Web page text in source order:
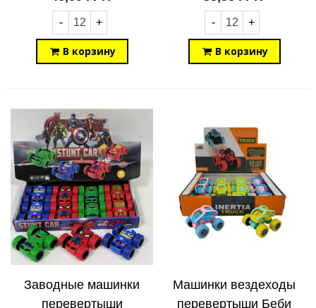
- +
В корзину
- +
В корзину
Заводные машинки
перевертыши
Машинки вездеходы
перевертыши Беби